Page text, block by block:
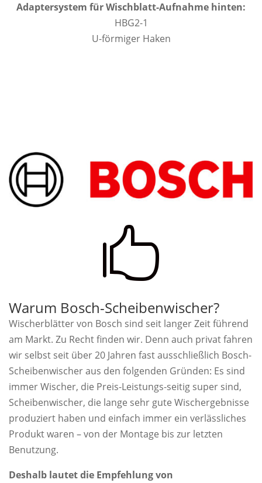
Adaptersystem für Wischblatt-Aufnahme hinten:
HBG2-1
U-förmiger Haken

Warum Bosch-Scheibenwischer?
Wischerblätter von Bosch sind seit langer Zeit führend
am Markt. Zu Recht finden wir. Denn auch privat fahren
wir selbst seit über 20 Jahren fast ausschließlich Bosch-
Scheibenwischer aus den folgenden Gründen: Es sind
immer Wischer, die Preis-Leistungs-seitig super sind,
Scheibenwischer, die lange sehr gute Wischergebnisse
produziert haben und einfach immer ein verlässliches
Produkt waren – von der Montage bis zur letzten
Benutzung.
Deshalb lautet die Empfehlung von